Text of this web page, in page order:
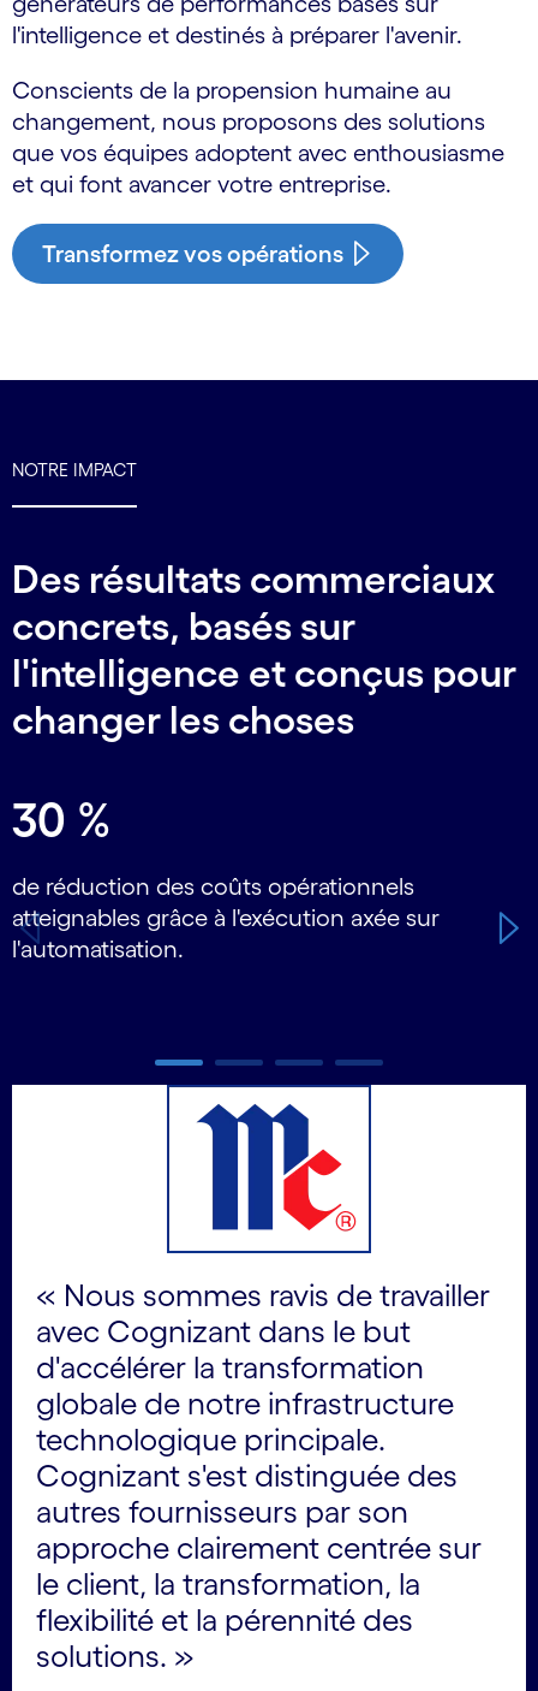
l'intelligence et destinés à préparer l'avenir.
Conscients de la propension humaine au
changement, nous proposons des solutions
que vos équipes adoptent avec enthousiasme
et qui font avancer votre entreprise.
Transformez vos opérations
NOTRE IMPACT
Des résultats commerciaux
concrets, basés sur
l'intelligence et conçus pour
changer les choses
Carousel starts
30 %
de réduction des coûts opérationnels
atteignables grâce à l'exécution axée sur
l'automatisation.
« Nous sommes ravis de travailler
avec Cognizant dans le but
d'accélérer la transformation
globale de notre infrastructure
technologique principale.
Cognizant s'est distinguée des
autres fournisseurs par son
approche clairement centrée sur
le client, la transformation, la
flexibilité et la pérennité des
solutions. »